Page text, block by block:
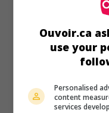
It. 1960. Drame
confession, une
dramatiques qui
Ouvoir.ca
use your
Personalised
content
services